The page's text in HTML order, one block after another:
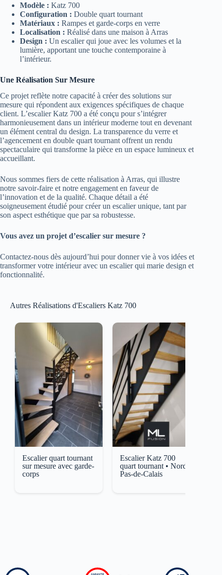
Modèle : Katz 700
Configuration : Double quart tournant
Matériaux : Rampes et garde-corps en verre
Localisation : Réalisé dans une maison à Arras
Design : Un escalier qui joue avec les volumes et la
lumière, apportant une touche contemporaine à
l’intérieur.
Une Réalisation Sur Mesure
Ce projet reflète notre capacité à créer des solutions sur
mesure qui répondent aux exigences spécifiques de chaque
client. L’escalier Katz 700 a été conçu pour s’intégrer
harmonieusement dans un intérieur moderne tout en devenant
un élément central du design. La transparence du verre et
l’agencement en double quart tournant offrent un rendu
spectaculaire qui transforme la pièce en un espace lumineux et
accueillant.
Nous sommes fiers de cette réalisation à Arras, qui illustre
notre savoir-faire et notre engagement en faveur de
l’innovation et de la qualité. Chaque détail a été
soigneusement étudié pour créer un escalier unique, tant par
son aspect esthétique que par sa robustesse.
Vous avez un projet d’escalier sur mesure ?
Contactez-nous dès aujourd’hui pour donner vie à vos idées et
transformer votre intérieur avec un escalier qui marie design et
fonctionnalité.
Autres Réalisations d'Escaliers Katz 700
Escalier quart tournant
sur mesure avec garde-
corps
Escalier Katz 700
quart tournant • Nord-
Pas-de-Calais